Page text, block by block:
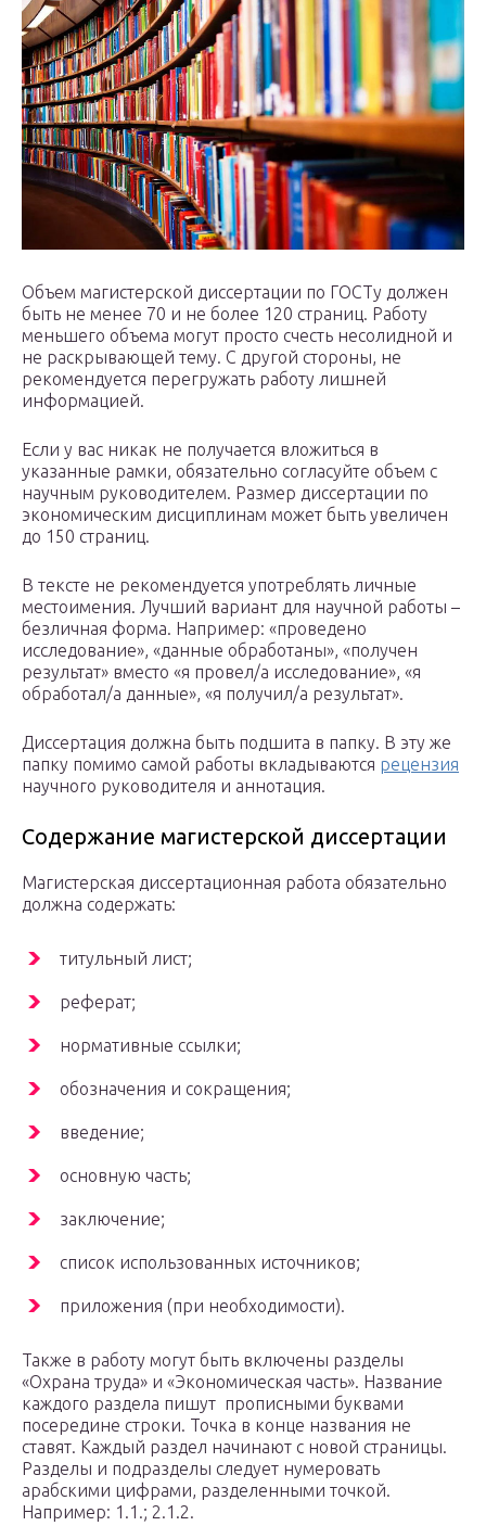
Объем магистерской диссертации по ГОСТу должен
быть не менее 70 и не более 120 страниц. Работу
меньшего объема могут просто счесть несолидной и
не раскрывающей тему. С другой стороны, не
рекомендуется перегружать работу лишней
информацией.
Если у вас никак не получается вложиться в
указанные рамки, обязательно согласуйте объем с
научным руководителем. Размер диссертации по
экономическим дисциплинам может быть увеличен
до 150 страниц.
В тексте не рекомендуется употреблять личные
местоимения. Лучший вариант для научной работы –
безличная форма. Например: «проведено
исследование», «данные обработаны», «получен
результат» вместо «я провел/а исследование», «я
обработал/а данные», «я получил/а результат».
Диссертация должна быть подшита в папку. В эту же
папку помимо самой работы вкладываются рецензия
научного руководителя и аннотация.
Содержание магистерской диссертации
Магистерская диссертационная работа обязательно
должна содержать:
титульный лист;
реферат;
нормативные ссылки;
обозначения и сокращения;
введение;
основную часть;
заключение;
список использованных источников;
приложения (при необходимости).
Также в работу могут быть включены разделы
«Охрана труда» и «Экономическая часть». Название
каждого раздела пишут прописными буквами
посередине строки. Точка в конце названия не
ставят. Каждый раздел начинают с новой страницы.
Разделы и подразделы следует нумеровать
арабскими цифрами, разделенными точкой.
Например: 1.1.; 2.1.2.